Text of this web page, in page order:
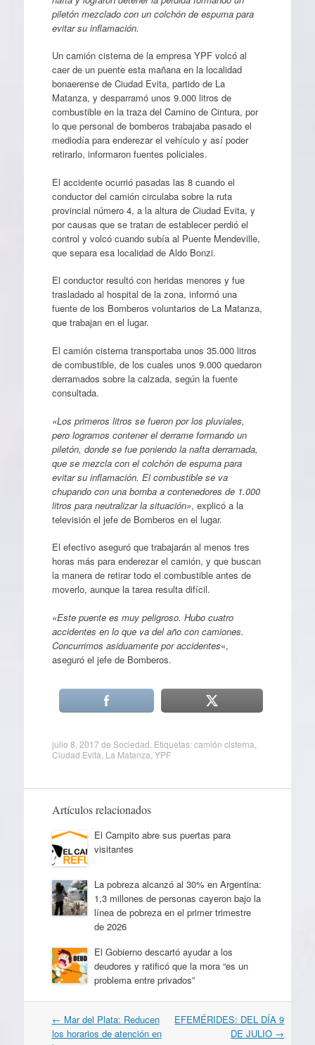
piletón mezclado con un colchón de espuma para
evitar su inflamación.
Un camión cisterna de la empresa YPF volcó al
caer de un puente esta mañana en la localidad
bonaerense de Ciudad Evita, partido de La
Matanza, y desparramó unos 9.000 litros de
combustible en la traza del Camino de Cintura, por
lo que personal de bomberos trabajaba pasado el
mediodía para enderezar el vehículo y así poder
retirarlo, informaron fuentes policiales.
El accidente ocurrió pasadas las 8 cuando el
conductor del camión circulaba sobre la ruta
provincial número 4, a la altura de Ciudad Evita, y
por causas que se tratan de establecer perdió el
control y volcó cuando subía al Puente Mendeville,
que separa esa localidad de Aldo Bonzi.
El conductor resultó con heridas menores y fue
trasladado al hospital de la zona, informó una
fuente de los Bomberos voluntarios de La Matanza,
que trabajan en el lugar.
El camión cisterna transportaba unos 35.000 litros
de combustible, de los cuales unos 9.000 quedaron
derramados sobre la calzada, según la fuente
consultada.
«Los primeros litros se fueron por los pluviales,
pero logramos contener el derrame formando un
piletón, donde se fue poniendo la nafta derramada,
que se mezcla con el colchón de espuma para
evitar su inflamación. El combustible se va
chupando con una bomba a contenedores de 1.000
litros para neutralizar la situación», explicó a la
televisión el jefe de Bomberos en el lugar.
El efectivo aseguró que trabajarán al menos tres
horas más para enderezar el camión, y que buscan
la manera de retirar todo el combustible antes de
moverlo, aunque la tarea resulta difícil.
«Este puente es muy peligroso. Hubo cuatro
accidentes en lo que va del año con camiones.
Concurrimos asiduamente por accidentes«,
aseguró el jefe de Bomberos.
julio 8, 2017 de Sociedad . Etiquetas:camión cisterna
Ciudad Evita La Matanza YPF
Artículos relacionados
El Campito abre sus puertas para
visitantes
La pobreza alcanzó al 30% en Argentina:
1,3 millones de personas cayeron bajo la
línea de pobreza en el primer trimestre
de 2026
El Gobierno descartó ayudar a los
deudores y ratificó que la mora “es un
problema entre privados”
Navegación
por
← Mar del Plata: Reducen
los horarios de atención en
EFEMÉRIDES: DEL DÍA 9
DE JULIO →